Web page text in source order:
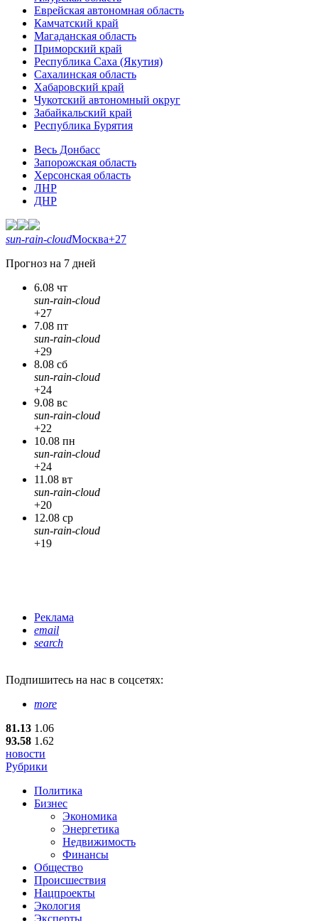
Еврейская автономная область
Камчатский край
Магаданская область
Приморский край
Республика Саха (Якутия)
Сахалинская область
Хабаровский край
Чукотский автономный округ
Забайкальский край
Республика Бурятия
Весь Донбасс
Запорожская область
Херсонская область
ЛНР
ДНР
sun-rain-cloudМосква+27
Прогноз на 7 дней
6.08 чт
sun-rain-cloud
+27
7.08 пт
sun-rain-cloud
+29
8.08 сб
sun-rain-cloud
+24
9.08 вс
sun-rain-cloud
+22
10.08 пн
sun-rain-cloud
+24
11.08 вт
sun-rain-cloud
+20
12.08 ср
sun-rain-cloud
+19
Реклама
email
search
Подпишитесь на нас в соцсетях:
more
81.13 1.06
93.58 1.62
новости
Рубрики
Политика
Бизнес
Экономика
Энергетика
Недвижимость
Финансы
Общество
Происшествия
Нацпроекты
Экология
Эксперты